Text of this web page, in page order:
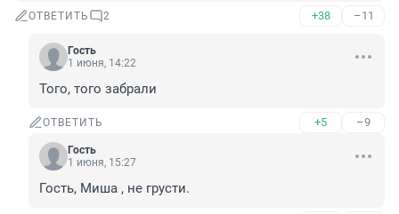
ОТВЕТИТЬ 2 +38 –11
Гость
1 июня, 14:22
Того, того забрали
ОТВЕТИТЬ +5 –9
Гость
1 июня, 15:27
Гость, Миша , не грусти.